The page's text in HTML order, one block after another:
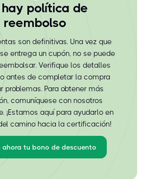
hay política de
reembolso
son definitivas. Una vez que
entrega un cupón, no se puede
Verifique los detalles
antes de completar la compra
problemas. Para obtener más
comuníquese con nosotros
¡Estamos aquí para ayudarlo en
camino hacia la certificación!
ahora tu bono de descuento